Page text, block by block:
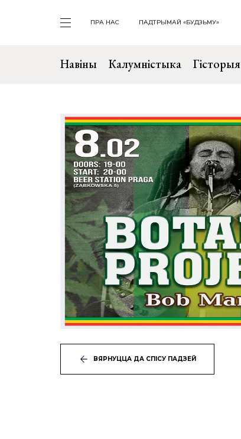
ПРА НАС ПАДТРЫМАЙ «БУДЗЬМУ»
Навіны Калумністыка Гісторыя
ВЯРНУЦЦА ДА СПІСУ ПАДЗЕЙ